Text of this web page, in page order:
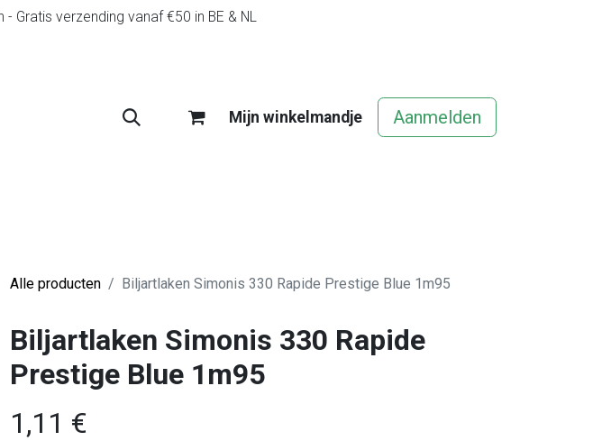
Gratis verzending vanaf €50 in BE & NL
Mijn winkelmandje Aanmelden
Alle producten Biljartlaken Simonis 330 Rapide Prestige Blue 1m95
Biljartlaken Simonis 330 Rapide
Prestige Blue 1m95
1,11 €